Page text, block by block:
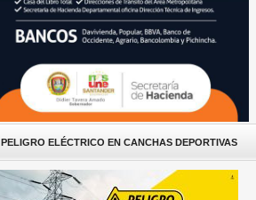
PELIGRO ELÉCTRICO EN CANCHAS DEPORTIVAS